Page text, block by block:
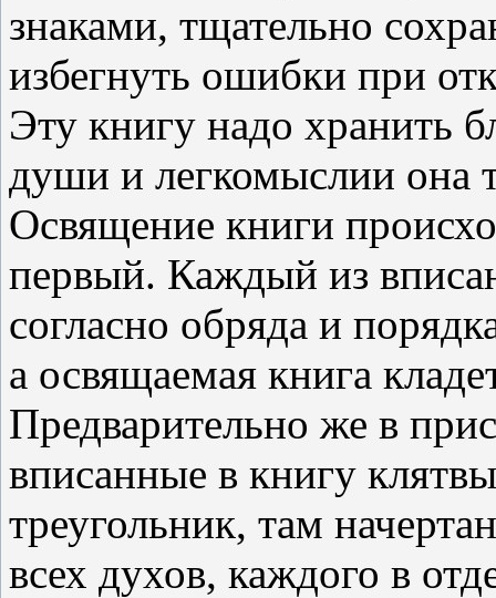
знаками, тщательно
избегнуть ошибки при
Эту книгу надо хранить
души и легкомыслии она
Освящение книги
первый. Каждый из
согласно обряда и
а освящаемая книга
Предварительно же в
вписанные в книгу
треугольник, там
всех духов, каждого в